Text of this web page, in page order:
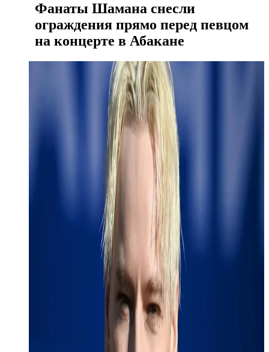
Фанаты Шамана снесли
ограждения прямо перед певцом
на концерте в Абакане